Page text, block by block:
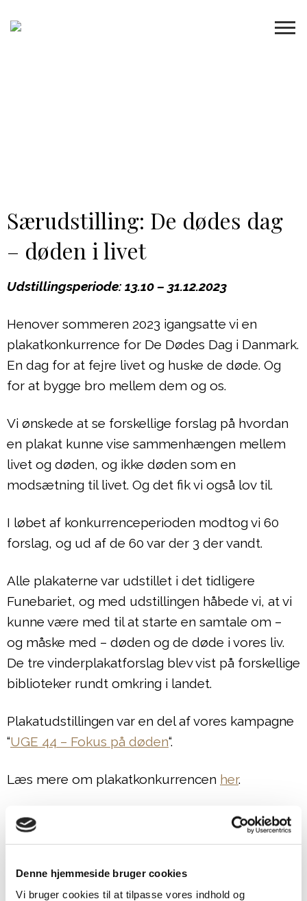
Denne hjemmeside bruger cookies
Vi bruger cookies til at tilpasse vores indhold og
Særudstilling: De dødes dag
– døden i livet
Udstillingsperiode: 13.10 – 31.12.2023
Henover sommeren 2023 igangsatte vi en
plakatkonkurrence for De Dødes Dag i Danmark.
En dag for at fejre livet og huske de døde. Og
for at bygge bro mellem dem og os.
Vi ønskede at se forskellige forslag på hvordan
en plakat kunne vise sammenhængen mellem
livet og døden, og ikke døden som en
modsætning til livet. Og det fik vi også lov til.
I løbet af konkurrenceperioden modtog vi 60
forslag, og ud af de 60 var der 3 der vandt.
Alle plakaterne var udstillet i det tidligere
Funebariet, og med udstillingen håbede vi, at vi
kunne være med til at starte en samtale om –
og måske med – døden og de døde i vores liv.
De tre vinderplakatforslag blev vist på forskellige
biblioteker rundt omkring i landet.
Plakatudstillingen var en del af vores kampagne
“UGE 44 – Fokus på døden“.
Læs mere om plakatkonkurrencen her.
De tre vinderplakater:
1. pladsen: Pauline Drasbæk